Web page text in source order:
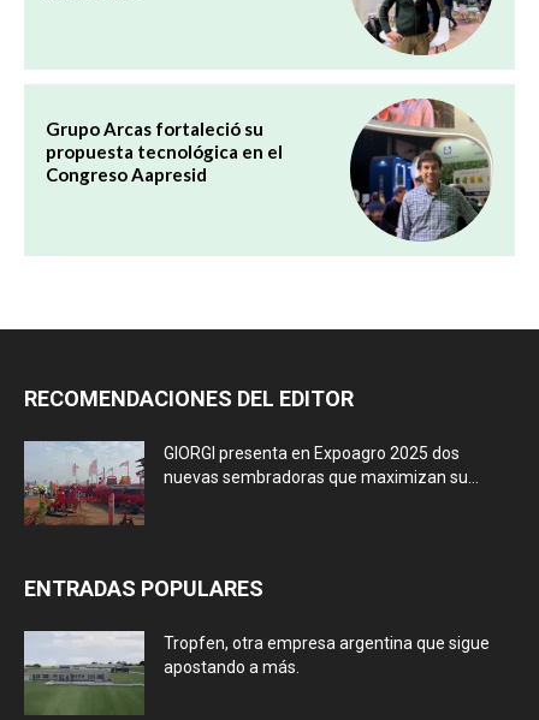
Grupo Arcas fortaleció su
propuesta tecnológica en el
Congreso Aapresid
RECOMENDACIONES DEL EDITOR
GIORGI presenta en Expoagro 2025 dos
nuevas sembradoras que maximizan su...
ENTRADAS POPULARES
Tropfen, otra empresa argentina que sigue
apostando a más.